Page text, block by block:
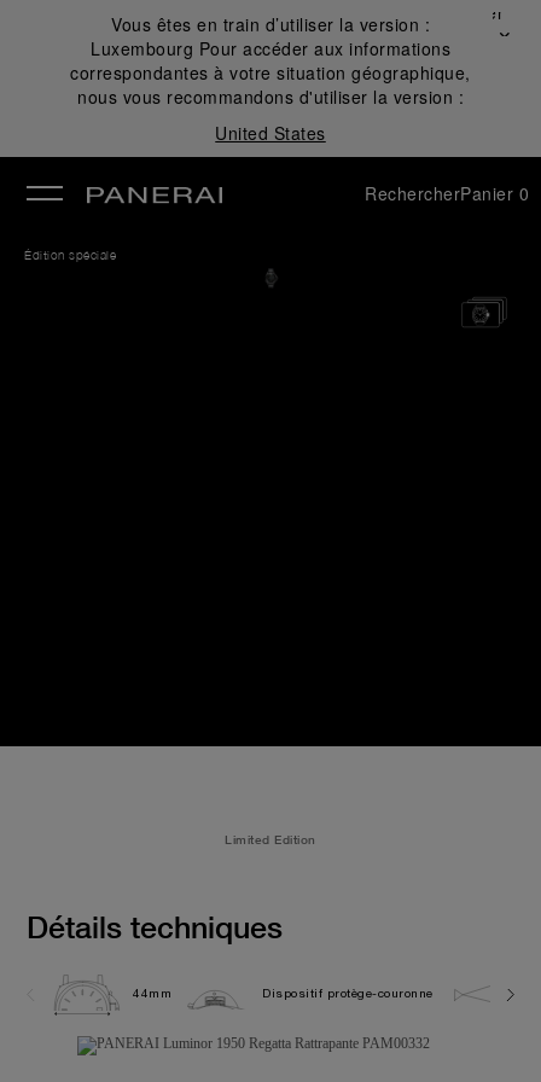
Vous êtes en train d’utiliser la version :
Luxembourg Pour accéder aux informations
correspondantes à votre situation géographique,
nous vous recommandons d'utiliser la version :
United States
Fermer
✕
RechercherPanier 0
Édition spéciale
Limited Edition
Détails techniques
44mm Dispositif protège-couronne